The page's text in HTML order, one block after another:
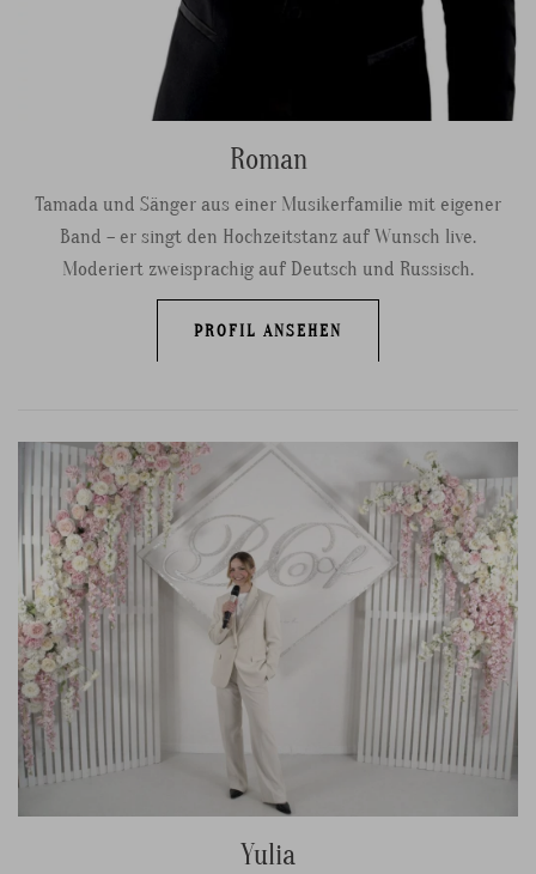
Roman
Tamada und Sänger aus einer Musikerfamilie mit eigener
Band – er singt den Hochzeitstanz auf Wunsch live.
Moderiert zweisprachig auf Deutsch und Russisch.
PROFIL ANSEHEN
Yulia